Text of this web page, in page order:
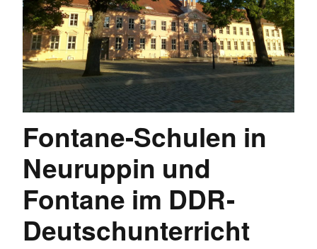
Fontane-Schulen in
Neuruppin und
Fontane im DDR-
Deutschunterricht